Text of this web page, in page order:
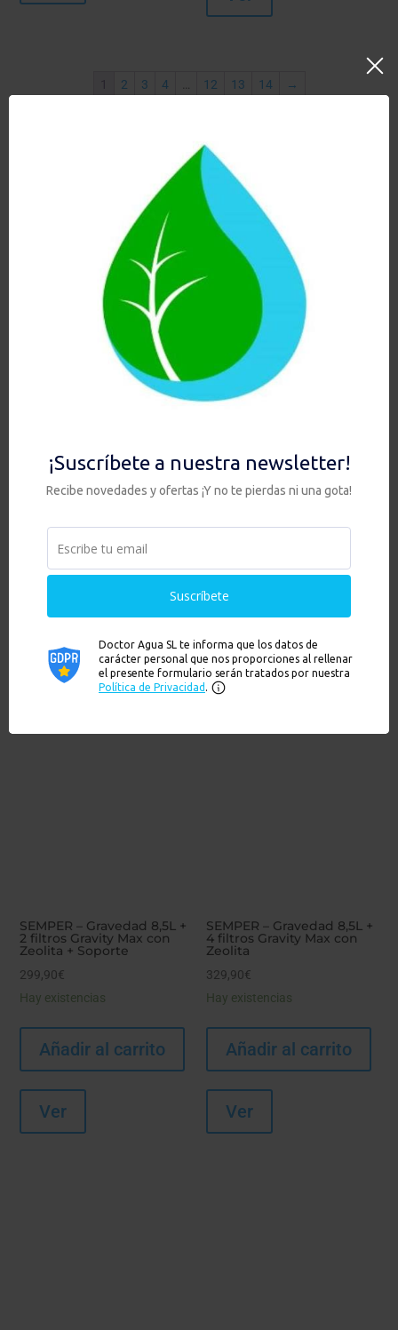
1 2 3 4 … 12 13 14 →
Mostrando los 12 resultados
SEMPER – Gravedad 8,5L +
2 filtros Gravity Max con
259,90
Hay existencias
Ver
SEMPER – Gravedad 8,5L +
2 filtros Nano Gravity con
Añadir al carrito
Ver
SEMPER – Gravedad 8,5L +
2 filtros Gravity Max con
Zeolita + Soporte
299,90€
Hay existencias
Añadir al carrito
Ver
SEMPER – Gravedad 8,5L +
4 filtros Gravity Max con
Zeolita
329,90€
Hay existencias
Añadir al carrito
Ver